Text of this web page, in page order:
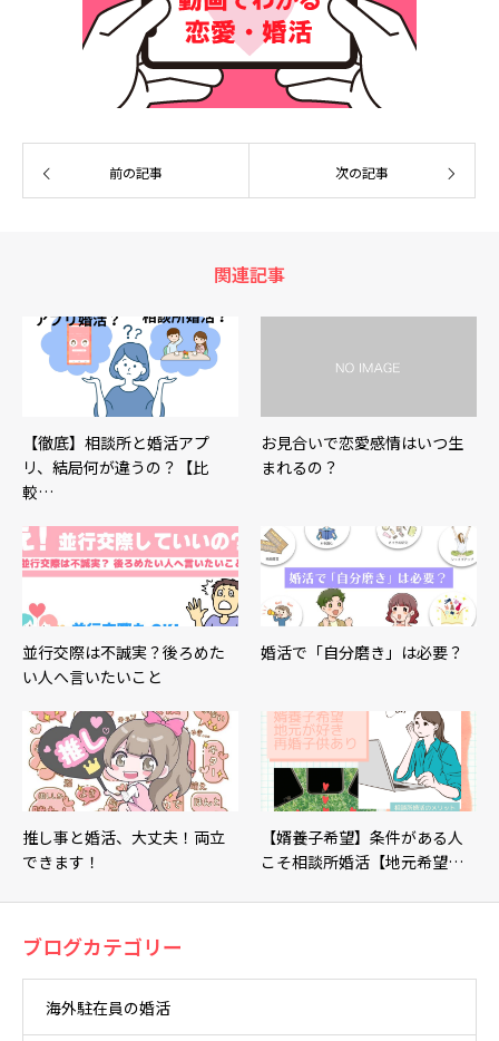
前の記事 次の記事
関連記事
【徹底】相談所と婚活アプ
リ、結局何が違うの？【比
較…
お見合いで恋愛感情はいつ生
まれるの？
並行交際は不誠実？後ろめた
い人へ言いたいこと
婚活で「自分磨き」は必要？
推し事と婚活、大丈夫！両立
できます！
【婿養子希望】条件がある人
こそ相談所婚活【地元希望…
ブログカテゴリー
海外駐在員の婚活